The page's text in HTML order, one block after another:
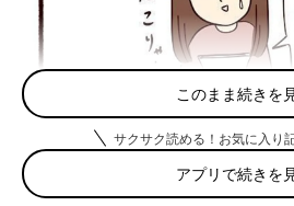
このまま続きを
サクサク読める！お気に入り
アプリで続きを